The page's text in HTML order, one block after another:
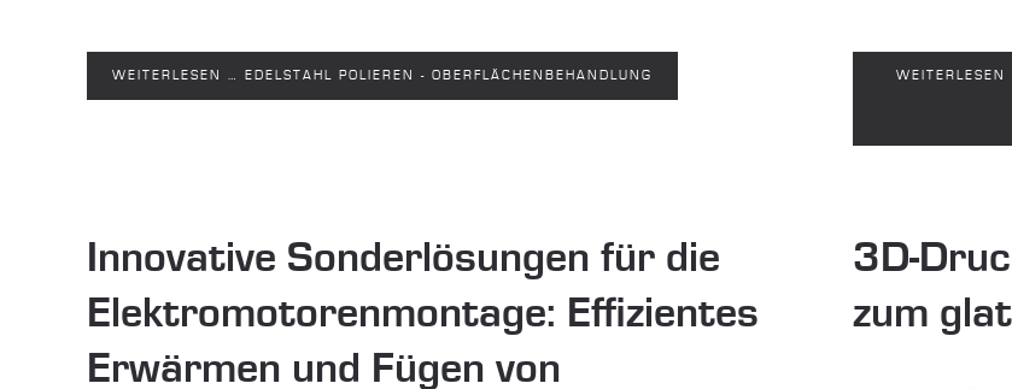
WEITERLESEN … EDELSTAHL POLIEREN - OBERFLÄCHENBEHANDLUNG
Innovative Sonderlösungen für die
Elektromotorenmontage: Effizientes
Erwärmen und Fügen von
3D-
zum